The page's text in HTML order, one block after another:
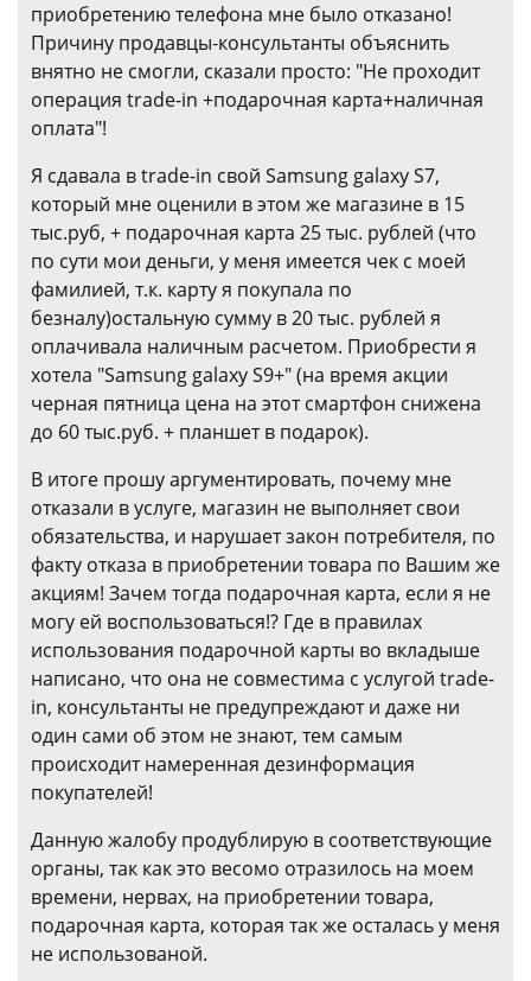
приобретению телефона мне было отказано!
Причину продавцы-консультанты объяснить
внятно не смогли, сказали просто: "Не проходит
операция trade-in +подарочная карта+наличная
оплата"!
Я сдавала в trade-in свой Samsung galaxy S7,
который мне оценили в этом же магазине в 15
тыс.руб, + подарочная карта 25 тыс. рублей (что
по сути мои деньги, у меня имеется чек с моей
фамилией, т.к. карту я покупала по
безналу)остальную сумму в 20 тыс. рублей я
оплачивала наличным расчетом. Приобрести я
хотела "Samsung galaxy S9+" (на время акции
черная пятница цена на этот смартфон снижена
до 60 тыс.руб. + планшет в подарок).
В итоге прошу аргументировать, почему мне
отказали в услуге, магазин не выполняет свои
обязательства, и нарушает закон потребителя, по
факту отказа в приобретении товара по Вашим же
акциям! Зачем тогда подарочная карта, если я не
могу ей воспользоваться!? Где в правилах
использования подарочной карты во вкладыше
написано, что она не совместима с услугой trade-
in, консультанты не предупреждают и даже ни
один сами об этом не знают, тем самым
происходит намеренная дезинформация
покупателей!
Данную жалобу продублирую в соответствующие
органы, так как это весомо отразилось на моем
времени, нервах, на приобретении товара,
подарочная карта, которая так же осталась у меня
не использованой.